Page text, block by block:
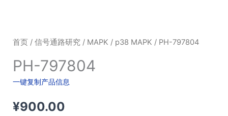
首页/ 信号通路研究/ MAPK / p38 MAPK / PH-797804
PH-797804
一键复制产品信息
¥900.00